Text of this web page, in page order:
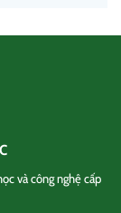
và công nghệ cấp